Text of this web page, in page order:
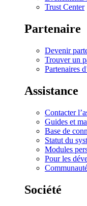
Trust Center
Partenaire
Devenir
Trouver un
Partenaires
Assistance
Contacter
Guides et
Base de
Statut du
Modules
Pour les
Société